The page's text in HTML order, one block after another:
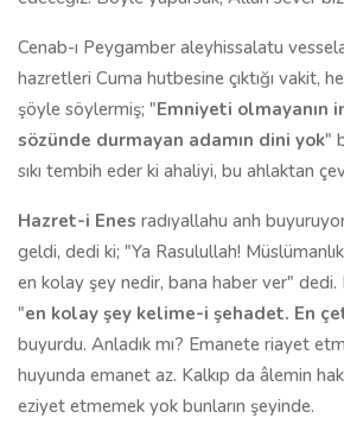
Cenab-ı Peygamber aleyhissalatu
hazretleri Cuma hutbesine çıktığı vakit,
şöyle söylermiş; "Emniyeti olmayanın
sözünde durmayan adamın dini yok"
sıkı tembih eder ki ahaliyi, bu ahlaktan
Hazret-i Enes radıyallahu anh
geldi, dedi ki; "Ya Rasulullah!
en kolay şey nedir, bana haber ver" dedi.
"en kolay şey kelime-i şehadet. En
buyurdu. Anladık mı? Emanete riayet
huyunda emanet az. Kalkıp da âlemin
eziyet etmemek yok bunların şeyinde.